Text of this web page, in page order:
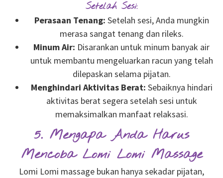
Setelah Sesi:
Perasaan Tenang: Setelah sesi, Anda mungkin
merasa sangat tenang dan rileks.
Minum Air: Disarankan untuk minum banyak air
untuk membantu mengeluarkan racun yang telah
dilepaskan selama pijatan.
Menghindari Aktivitas Berat: Sebaiknya hindari
aktivitas berat segera setelah sesi untuk
memaksimalkan manfaat relaksasi.
5. Mengapa Anda Harus
Mencoba Lomi Lomi Massage
Lomi Lomi massage bukan hanya sekadar pijatan,